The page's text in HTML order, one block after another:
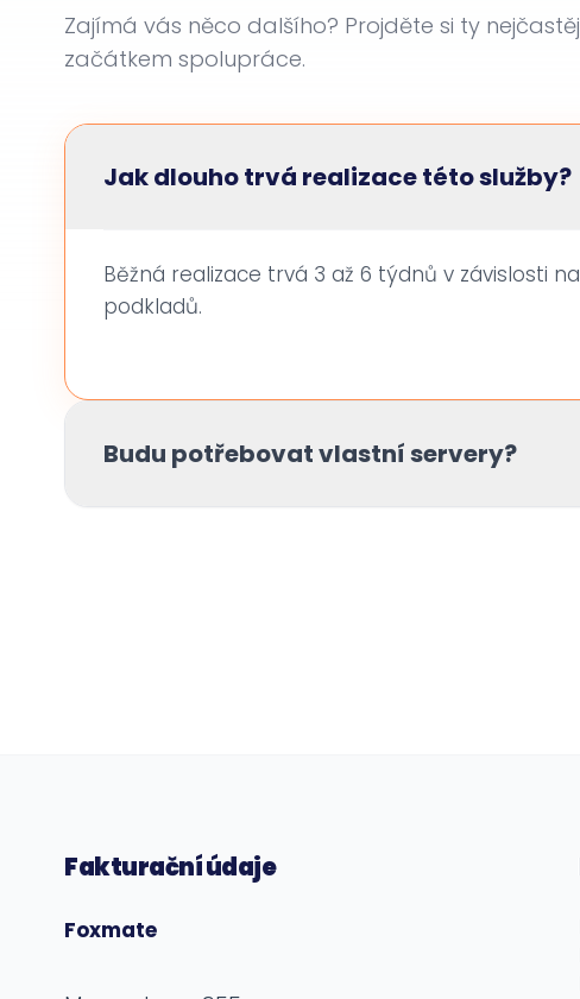
Zajímá vás něco dalšího? Projděte si ty
začátkem spolupráce.
Jak dlouho trvá realizace této služby?
Běžná realizace trvá 3 až 6 týdnů v závislosti
podkladů.
Budu potřebovat vlastní servery?
Fakturační údaje
Foxmate